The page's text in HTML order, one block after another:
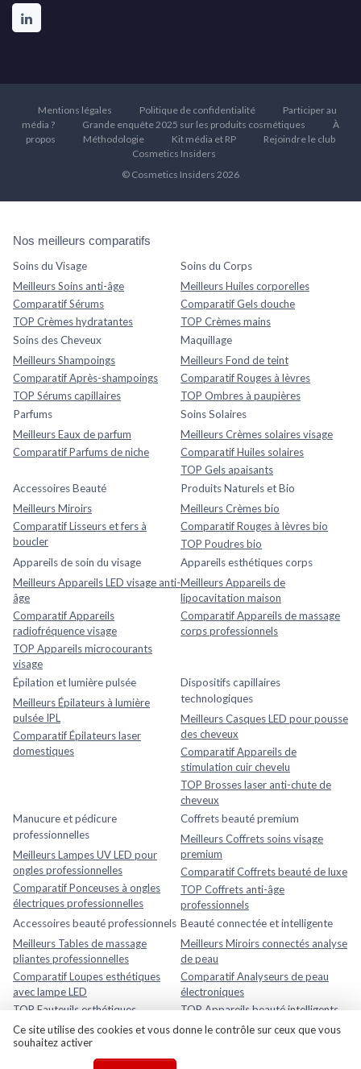
Mentions légales Politique de confidentialité
Participer au
média ?
Grande enquête 2025 sur les produits cosmétiques
À
propos
Méthodologie Kit média et RP
Rejoindre le club
Cosmetics Insiders
© Cosmetics Insiders 2026
Nos meilleurs comparatifs
Soins du Visage
Meilleurs Soins anti-âge
Comparatif Sérums
TOP Crèmes hydratantes
Soins du Corps
Meilleurs Huiles corporelles
Comparatif Gels douche
TOP Crèmes mains
Soins des Cheveux
Meilleurs Shampoings
Comparatif Après-shampoings
TOP Sérums capillaires
Maquillage
Meilleurs Fond de teint
Comparatif Rouges à lèvres
TOP Ombres à paupières
Parfums
Meilleurs Eaux de parfum
Comparatif Parfums de niche
Soins Solaires
Meilleurs Crèmes solaires visage
Comparatif Huiles solaires
TOP Gels apaisants
Accessoires Beauté
Meilleurs Miroirs
Comparatif Lisseurs et fers à
boucler
Produits Naturels et Bio
Meilleurs Crèmes bio
Comparatif Rouges à lèvres bio
TOP Poudres bio
Appareils de soin du visage
Meilleurs Appareils LED visage anti-
âge
Comparatif Appareils
radiofréquence visage
TOP Appareils microcourants
visage
Appareils esthétiques corps
Meilleurs Appareils de
lipocavitation maison
Comparatif Appareils de massage
corps professionnels
Épilation et lumière pulsée
Meilleurs Épilateurs à lumière
pulsée IPL
Comparatif Épilateurs laser
domestiques
Dispositifs capillaires
technologiques
Meilleurs Casques LED pour pousse
des cheveux
Comparatif Appareils de
stimulation cuir chevelu
TOP Brosses laser anti-chute de
cheveux
Manucure et pédicure
professionnelles
Meilleurs Lampes UV LED pour
ongles professionnelles
Comparatif Ponceuses à ongles
électriques professionnelles
Coffrets beauté premium
Meilleurs Coffrets soins visage
premium
Comparatif Coffrets beauté de luxe
TOP Coffrets anti-âge
professionnels
Accessoires beauté professionnels
Meilleurs Tables de massage
pliantes professionnelles
Comparatif Loupes esthétiques
avec lampe LED
TOP Fauteuils esthétiques
réglables
Beauté connectée et intelligente
Meilleurs Miroirs connectés analyse
de peau
Comparatif Analyseurs de peau
électroniques
TOP Appareils beauté intelligents
avec application mobile
Rasage et soins homme
Meilleurs Après-rasages
Ce site utilise des cookies et vous donne le contrôle sur ceux que vous
souhaitez activer